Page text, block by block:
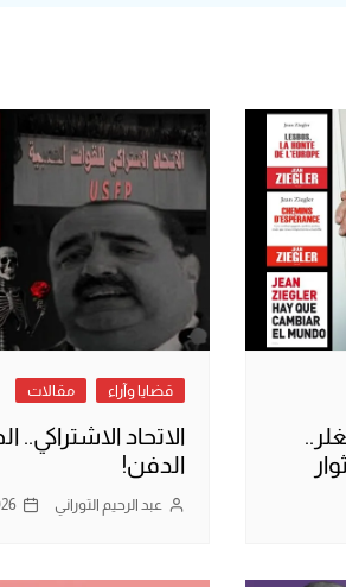
قضايا وآراء مقالات
الاتحاد الاشتراكي..
الدفن!
عبد الرحيم التوراني